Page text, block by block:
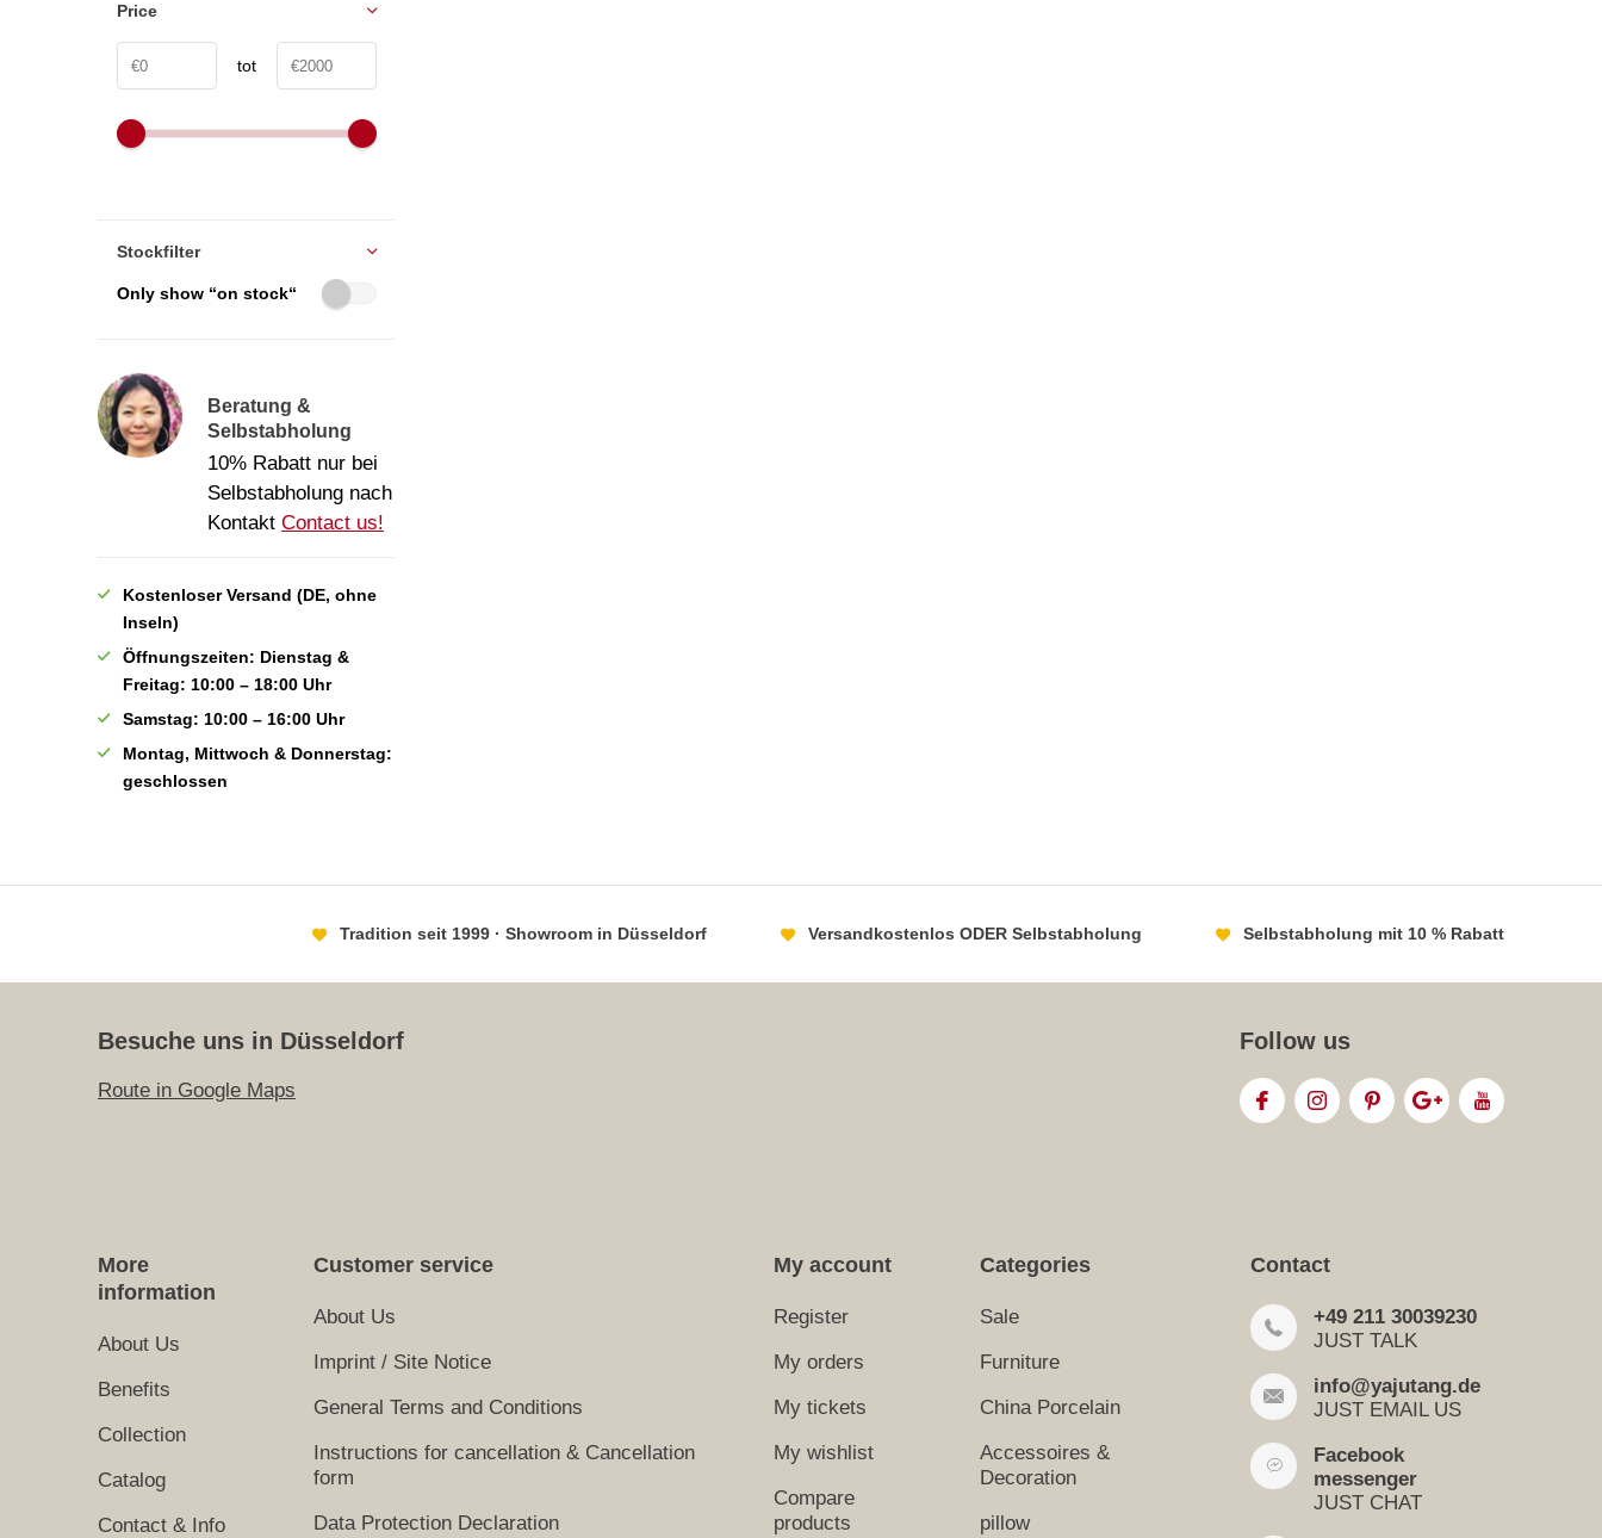
Price
tot
Stockfilter
Only show “on stock“
Beratung &
Selbstabholung
10% Rabatt nur bei
Selbstabholung nach
Kontakt Contact us!
Kostenloser Versand (DE, ohne
Inseln)
Öffnungszeiten: Dienstag &
Freitag: 10:00 – 18:00 Uhr
Samstag: 10:00 – 16:00 Uhr
Montag, Mittwoch & Donnerstag:
geschlossen
Tradition seit 1999 · Showroom in Düsseldorf Versandkostenlos ODER Selbstabholung Selbstabholung mit 10 % Rabatt
Besuche uns in Düsseldorf
Route in Google Maps
Follow us
More
information
About Us
Benefits
Collection
Catalog
Contact & Info
Customer service
About Us
Imprint / Site Notice
General Terms and Conditions
Instructions for cancellation & Cancellation
form
Data Protection Declaration
My account
Register
My orders
My tickets
My wishlist
Compare
products
Categories
Sale
Furniture
China Porcelain
Accessoires &
Decoration
pillow
Contact
+49 211 30039230
JUST TALK
info@yajutang.de
JUST EMAIL US
Facebook
messenger
JUST CHAT